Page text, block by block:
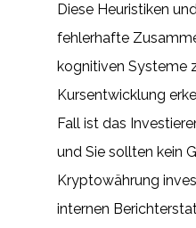
Diese Heuristiken
fehlerhafte
kognitiven Systeme
Kursentwicklung
Fall ist das
und Sie sollten kein
Kryptowährung
internen